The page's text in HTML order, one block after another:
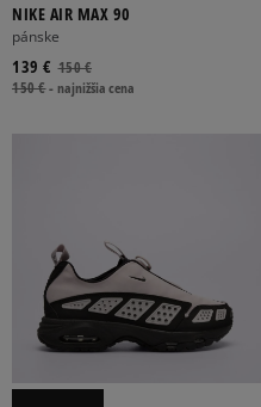
NIKE AIR MAX 90
pánske
150 €
139 €
150 €-najnižšia cena